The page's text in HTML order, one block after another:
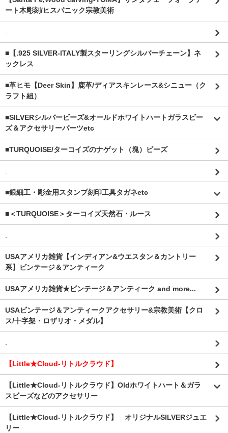
ート木彫刻/ヒスパニック宗教美術
.
■【.925 SILVER-ITALY製スターリングシルバーチェーン】ネ
ックレス
■革ヒモ【Deer Skin】鹿革/ディアスキンレース&シニュー（ク
ラフト紐）
■SILVERシルバービーズ&オールドホワイトハートガラスビー
ズ＆アクセサリーパーツetc
■TURQUOISE/ターコイズのナゲット（塊）ビーズ
.
■銀細工・彫金用スタンプ刻印工具タガネetc
■＜TURQUOISE＞ターコイズ天然石・ルース
.
USAアメリカ雑貨【インディアン&ウエスタン＆カントリー
系】ビンテージ＆アンティーク
USAアメリカ雑貨★ビンテージ＆アンティーク and more...
USAビンテージ＆アンティークアクセサリー&宗教美術【クロ
ス/十字架・ロザリオ・メダル】
.
【Little★Cloud-リトルクラウド】
【Little★Cloud-リトルクラウド】Oldホワイトハート＆ガラ
スビーズなどのアクセサリー
【Little★Cloud-リトルクラウド】 オリジナルSILVERジュエ
リー